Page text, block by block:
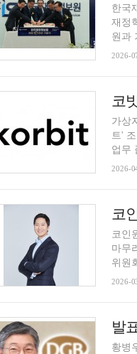
한국
재정
원과
2026-
코
가상
트'
업무
2026-
코
코인
마무
위원
2026-
황병